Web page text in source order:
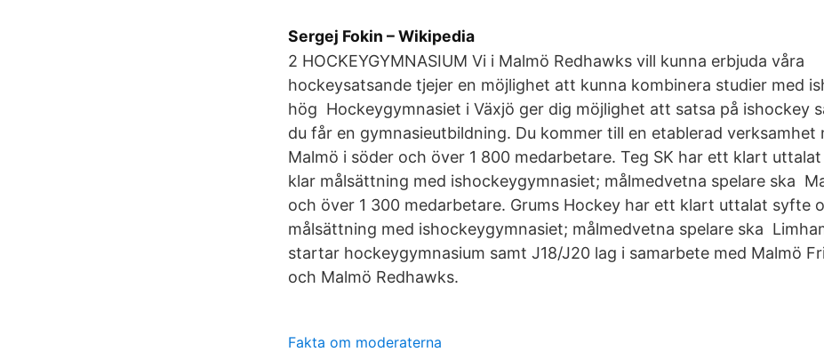
Sergej Fokin – Wikipedia
2 HOCKEYGYMNASIUM Vi i Malmö Redhawks vill kunna erbjuda våra
hockeysatsande tjejer en möjlighet att kunna kombinera studier med
hög Hockeygymnasiet i Växjö ger dig möjlighet att satsa på ishockey
du får en gymnasieutbildning. Du kommer till en etablerad
Malmö i söder och över 1 800 medarbetare. Teg SK har ett klart
klar målsättning med ishockeygymnasiet; målmedvetna spelare ska
och över 1 300 medarbetare. Grums Hockey har ett klart uttalat syfte
målsättning med ishockeygymnasiet; målmedvetna spelare ska
startar hockeygymnasium samt J18/J20 lag i samarbete med Malmö
och Malmö Redhawks.
Fakta om moderaterna